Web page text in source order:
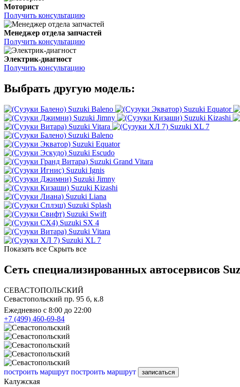
Моторист
Получить консультацию
Менеджер отдела запчастей
Получить консультацию
Электрик-диагност
Получить консультацию
Выбрать другую модель:
Suzuki Baleno Suzuki Equator
Suzuki Jimny
Suzuki Kizashi
Suzuki Vitara
Suzuki XL 7
Suzuki Baleno
Suzuki Equator
Suzuki Escudo
Suzuki Grand Vitara
Suzuki Ignis
Suzuki Jimny
Suzuki Kizashi
Suzuki Liana
Suzuki Splash
Suzuki Swift
Suzuki SX 4
Suzuki Vitara
Suzuki XL 7
Показать все Скрыть все
Сеть специализированных автосервисов
СЕВАСТОПОЛЬСКИЙ
Севастопольский пр. 95 б, к.8
Ежедневно с 8:00 до 22:00
+7 (499) 460-69-84
построить маршрут построить маршрут записаться
Калужская